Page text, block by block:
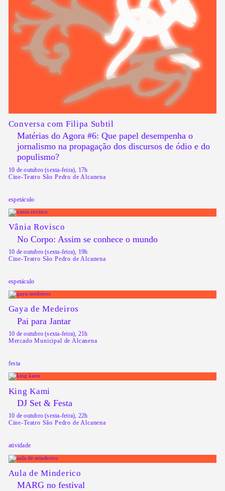
Conversa com Filipa Subtil
Matérias do Agora #6: Que papel desempenha o
jornalismo na propagação dos discursos de ódio e do
populismo?
10 de outubro (sexta-feira), 17h
Cine-Teatro São Pedro de Alcanena
espetáculo
Vânia Rovisco
No Corpo: Assim se conhece o mundo
10 de outubro (sexta-feira), 19h
Cine-Teatro São Pedro de Alcanena
espetáculo
Gaya de Medeiros
Pai para Jantar
10 de outubro (sexta-feira), 21h
Mercado Municipal de Alcanena
festa
King Kami
DJ Set & Festa
10 de outubro (sexta-feira), 22h
Cine-Teatro São Pedro de Alcanena
atividade
Aula de Minderico
MARG no festival